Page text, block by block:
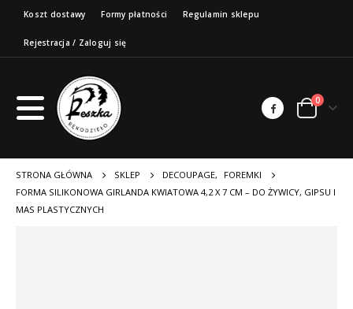
Koszt dostawy Formy płatności Regulamin sklepu
Rejestracja / Zaloguj się
0
STRONA GŁÓWNA SKLEP DECOUPAGE,
FOREMKI
FORMA SILIKONOWA GIRLANDA KWIATOWA 4,2 X 7 CM – DO ŻYWICY, GIPSU I
MAS PLASTYCZNYCH